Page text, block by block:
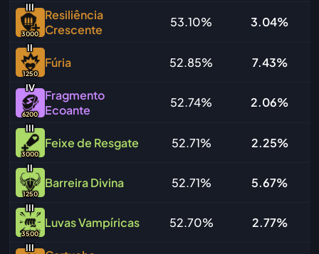
III
3000
Resiliência
Crescente
53.10% 3.04%
II
1250
Fúria 52.85% 7.43%
IV
6200
Fragmento
Ecoante
52.74% 2.06%
III
3000
Feixe de Resgate 52.71% 2.25%
II
1250
Barreira Divina 52.71% 5.67%
III
3500
Luvas Vampíricas 52.70% 2.77%
III